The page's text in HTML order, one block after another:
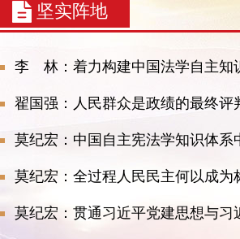
坚实阵地
李 林：着力构建中国法学自主知
翟国强：人民群众是政绩的最终评
莫纪宏：中国自主宪法学知识体系
莫纪宏：全过程人民民主何以成为
莫纪宏：贯通习近平党建思想与习